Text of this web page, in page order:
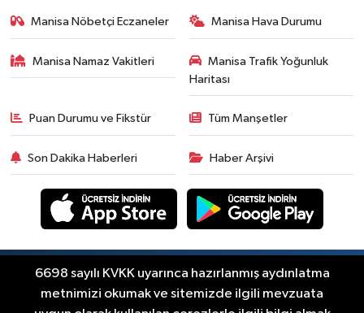
Çanakkale'nin tarihini yerinde
yaşadı
19:00Kadın ve Çocuk Giyimde Yeni
Dönem: Minik Terzi’den Anne-
Çocuk Stilini Tamamlayan
Koleksiyonlar
Güncel
18:57Akhisar'da Atatürk
Mahallesi'nde yine 6 saatlik elektrik
kesintisi
Ekonomi
Manisa Nöbetçi Eczaneler Manisa Hava Durumu
Manisa Namaz Vakitleri
Manisa Trafik Yoğunluk
Haritası
Puan Durumu ve Fikstür Tüm Manşetler
Son Dakika Haberleri Haber Arşivi
RSS
Copyright © Akhisar Press Haber 2012-2026 Her
hakkı saklıdır.
6698 sayılı KVKK uyarınca hazırlanmış aydınlatma
metnimizi okumak ve sitemizde ilgili mevzuata